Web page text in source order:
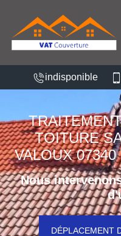
indisponible
TOITURE
VALOUX
Nous
DÉPLACEMENT